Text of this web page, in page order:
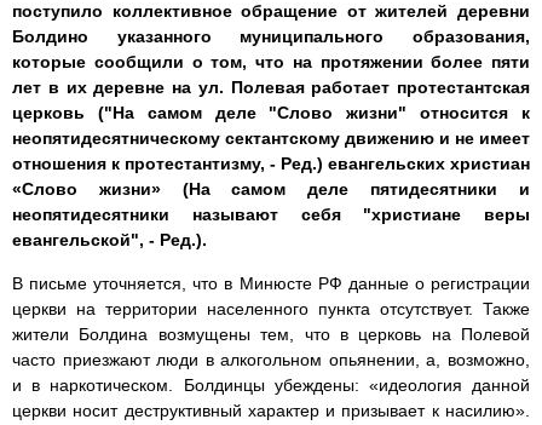
поступило коллективное обращение от жителей деревни
Болдино указанного муниципального образования,
которые сообщили о том, что на протяжении более пяти
лет в их деревне на ул. Полевая работает протестантская
церковь ("На самом деле "Слово жизни" относится к
неопятидесятническому сектантскому движению и не имеет
отношения к протестантизму, - Ред.) евангельских христиан
«Слово жизни» (На самом деле пятидесятники и
неопятидесятники называют себя "христиане веры
евангельской", - Ред.).
В письме уточняется, что в Минюсте РФ данные о регистрации
церкви на территории населенного пункта отсутствует. Также
жители Болдина возмущены тем, что в церковь на Полевой
часто приезжают люди в алкогольном опьянении, а, возможно,
и в наркотическом. Болдинцы убеждены: «идеология данной
церкви носит деструктивный характер и призывает к насилию».